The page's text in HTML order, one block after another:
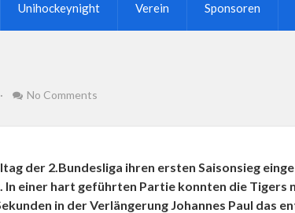
Unihockeynight Verein Sponsoren
· No Comments
der 2.Bundesliga ihren ersten Saisonsieg
einer hart geführten Partie konnten die Tigers
in der Verlängerung Johannes Paul